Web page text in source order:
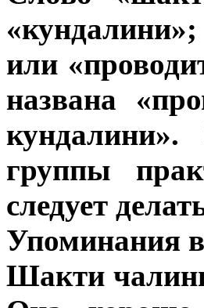
или
названа
группы
следует
Упоминания в
Шакти